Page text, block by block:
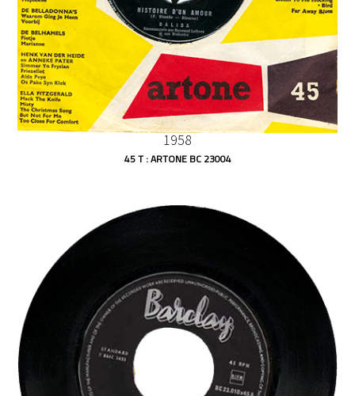
1958
45 T : ARTONE BC 23004